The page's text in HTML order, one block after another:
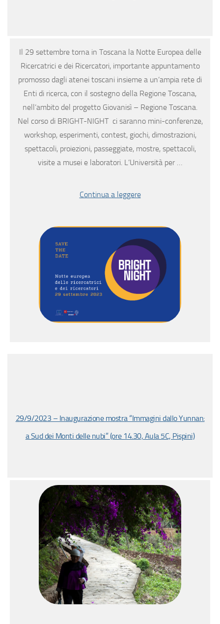
Il 29 settembre torna in Toscana la Notte Europea delle
Ricercatrici e dei Ricercatori, importante appuntamento
promosso dagli atenei toscani insieme a un’ampia rete di
Enti di ricerca, con il sostegno della Regione Toscana,
nell’ambito del progetto Giovanisì – Regione Toscana.
Nel corso di BRIGHT-NIGHT ci saranno mini-conferenze,
workshop, esperimenti, contest, giochi, dimostrazioni,
spettacoli, proiezioni, passeggiate, mostre, spettacoli,
visite a musei e laboratori. L’Università per …
Continua a leggere
29/9/2023 – Inaugurazione mostra “Immagini dallo Yunnan:
a Sud dei Monti delle nubi” (ore 14.30, Aula 5C, Pispini)